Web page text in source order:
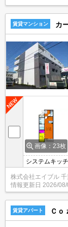
賃貸マンション カ
画像：23枚
システムキッ
理もバッチリ!
株式会社エイブル 千
情報更新日 2026/08/
賃貸アパート Ｃｏ